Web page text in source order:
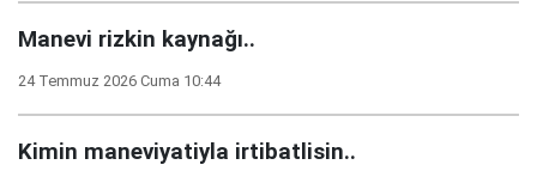
Manevi rizkin kaynağı..
24 Temmuz 2026 Cuma 10:44
Kimin maneviyatiyla irtibatlisin..